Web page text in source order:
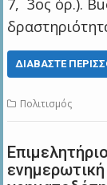
7, 3ος όρ.).
ΔΙΑΒΆΣΤΕ
Πολιτισμός